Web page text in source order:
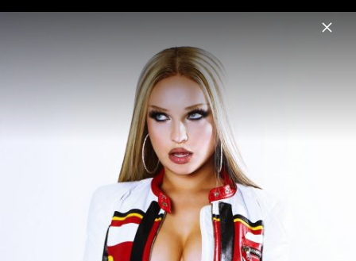
Menu
Musik Fotos
Pressebilder "I Like Ur Look" (2025)